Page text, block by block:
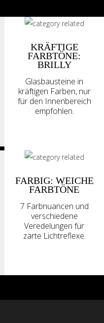
KRÄFTIGE
FARBTÖNE:
BRILLY
Glasbausteine in
kräftigen Farben, nur
für den Innenbereich
empfohlen.
FARBIG: WEICHE
FARBTÖNE
7 Farbnuancen und
verschiedene
Veredelungen für
zarte Lichtreflexe.